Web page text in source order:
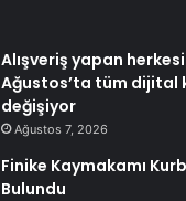
Alışveriş yapan
Ağustos’ta tüm dijital
değişiyor
Ağustos 7, 2026
Finike Kaymakamı
Bulundu